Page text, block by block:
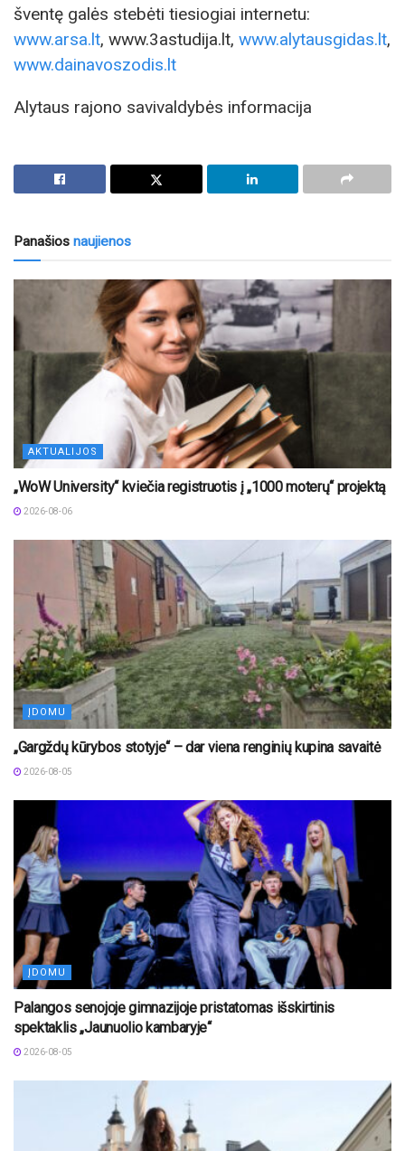
šventę galės stebėti tiesiogiai internetu:
www.arsa.lt, www.3astudija.lt, www.alytausgidas.lt,
www.dainavoszodis.lt
Alytaus rajono savivaldybės informacija
Panašios naujienos
AKTUALIJOS
„WoW University“ kviečia registruotis į „1000 moterų“ projektą
2026-08-06
ĮDOMU
„Gargždų kūrybos stotyje“ – dar viena renginių kupina savaitė
2026-08-05
ĮDOMU
Palangos senojoje gimnazijoje pristatomas išskirtinis
spektaklis „Jaunuolio kambaryje“
2026-08-05